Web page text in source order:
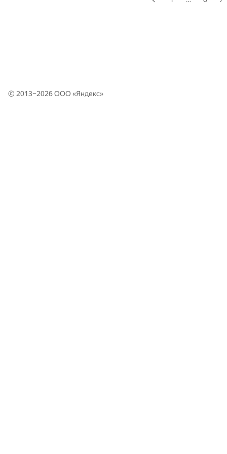
© 2013–2026 ООО «Яндекс»